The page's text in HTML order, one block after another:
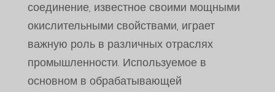
соединение, известное своими мощными
окислительными свойствами, играет
важную роль в различных отраслях
промышленности. Используемое в
основном в обрабатывающей